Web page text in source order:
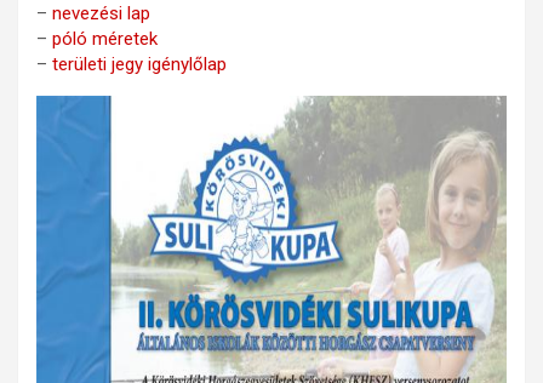
– nevezési lap
– póló méretek
– területi jegy igénylőlap